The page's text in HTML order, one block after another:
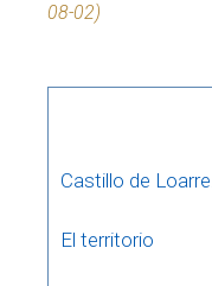
08-02)
Castillo de
El territorio